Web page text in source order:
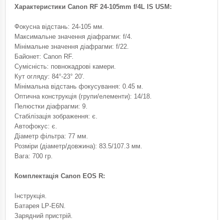
Характеристики Canon RF 24-105mm f/4L IS USM:
Фокусна відстань: 24-105 мм.
Максимальне значення діафрагми: f/4.
Мінімальне значення діафрагми: f/22.
Байонет: Canon RF.
Сумісність: повнокадрові камери.
Кут огляду: 84°-23° 20'.
Мінімальна відстань фокусування: 0.45 м.
Оптична конструкція (групи/елементи): 14/18.
Пелюстки діафрагми: 9.
Стабілізація зображення: є.
Автофокус: є.
Діаметр фільтра: 77 мм.
Розміри (діаметр/довжина): 83.5/107.3 мм.
Вага: 700 гр.
Комплектація Canon EOS R:
Інструкція.
Батарея LP-E6N.
Зарядний пристрій.